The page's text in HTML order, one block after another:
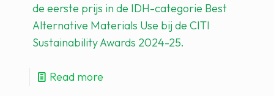
de eerste prijs in de IDH-categorie Best
Alternative Materials Use bij de CITI
Sustainability Awards 2024-25.
Read more